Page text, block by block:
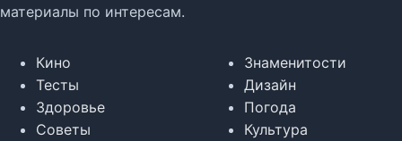
материалы по интересам.
Кино
Тесты
Здоровье
Советы
Знаменитости
Дизайн
Погода
Культура